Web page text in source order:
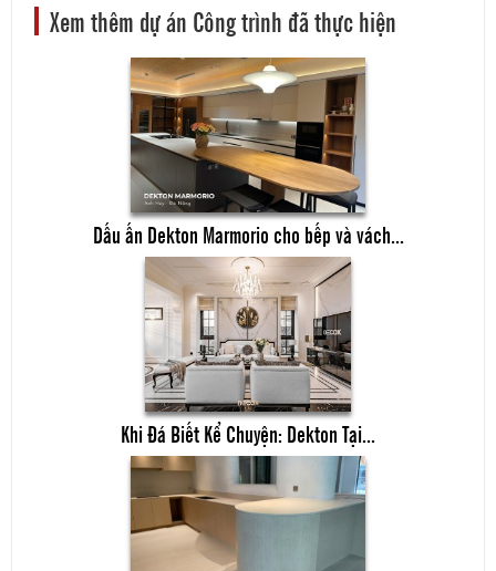
Xem thêm dự án Công trình đã thực hiện
Dấu ấn Dekton Marmorio cho bếp và vách...
Khi Đá Biết Kể Chuyện: Dekton Tại...